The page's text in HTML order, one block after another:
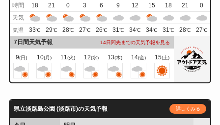
時間
18 21 0 3 6 9 12 15 18 21
0
天気
気温 33℃ 29℃ 28℃ 27℃ 26℃ 31℃ 34℃ 34℃ 31℃ 28℃ 27℃
7日間天気予報 14日間先までの天気予報を見る
9(日) 10(月) 11(火) 12(水) 13(木) 14(金) 15(土)
県立淡路島公園 (淡路市)の天気予報 詳しくみる